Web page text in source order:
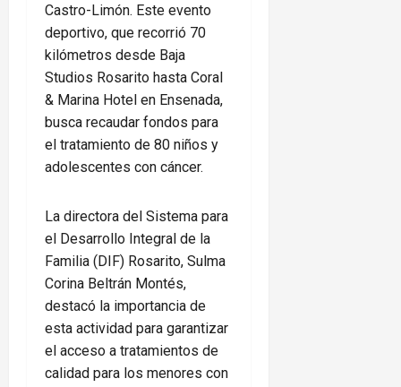
Castro-Limón. Este evento
deportivo, que recorrió 70
kilómetros desde Baja
Studios Rosarito hasta Coral
& Marina Hotel en Ensenada,
busca recaudar fondos para
el tratamiento de 80 niños y
adolescentes con cáncer.
La directora del Sistema para
el Desarrollo Integral de la
Familia (DIF) Rosarito, Sulma
Corina Beltrán Montés,
destacó la importancia de
esta actividad para garantizar
el acceso a tratamientos de
calidad para los menores con